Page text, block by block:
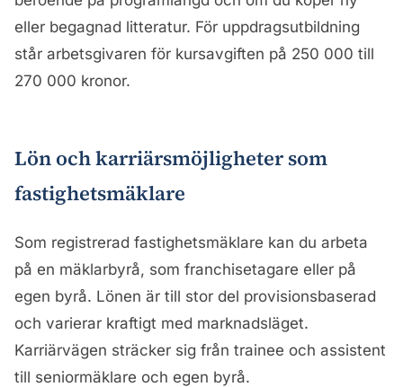
eller begagnad litteratur. För uppdragsutbildning
står arbetsgivaren för kursavgiften på 250 000 till
270 000 kronor.
Lön och karriärsmöjligheter som
fastighetsmäklare
Som registrerad fastighetsmäklare kan du arbeta
på en mäklarbyrå, som franchisetagare eller på
egen byrå. Lönen är till stor del provisionsbaserad
och varierar kraftigt med marknadsläget.
Karriärvägen sträcker sig från trainee och assistent
till seniormäklare och egen byrå.